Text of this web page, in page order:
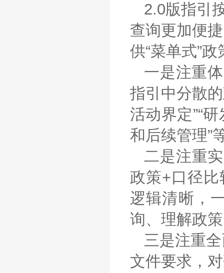
2.0版指引
查询更加便
供“菜单式”
一是注重
指引中分散
活动界定”“
和后续管理”
二是注重
政策+口径比
逻辑清晰，
询、理解政
三是注重
文件要求，